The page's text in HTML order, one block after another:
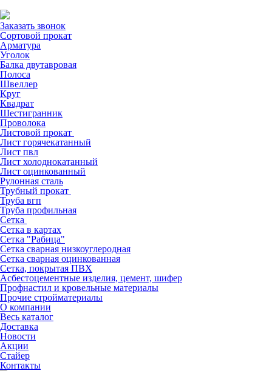
Заказать звонок
Сортовой прокат
Арматура
Уголок
Балка двутавровая
Полоса
Швеллер
Круг
Квадрат
Шестигранник
Проволока
Листовой прокат
Лист горячекатанный
Лист пвл
Лист холоднокатанный
Лист оцинкованный
Рулонная сталь
Трубный прокат
Труба вгп
Труба профильная
Сетка
Сетка в картах
Сетка "Рабица"
Сетка сварная низкоуглеродная
Сетка сварная оцинкованная
Сетка, покрытая ПВХ
Асбестоцементные изделия, цемент, шифер
Профнастил и кровельные материалы
Прочие стройматериалы
О компании
Весь каталог
Доставка
Новости
Акции
Стайер
Контакты